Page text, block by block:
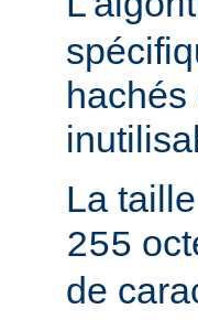
La
255
de